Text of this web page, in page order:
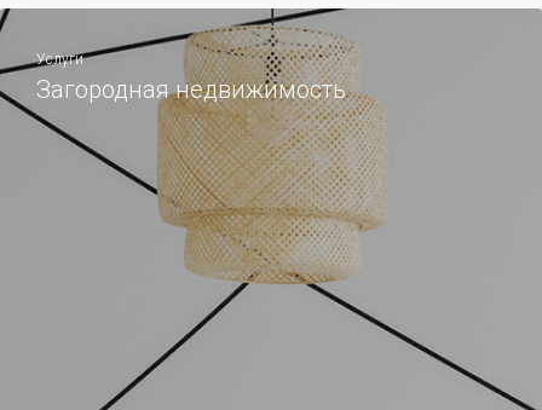
Услуги
Загородная недвижимость